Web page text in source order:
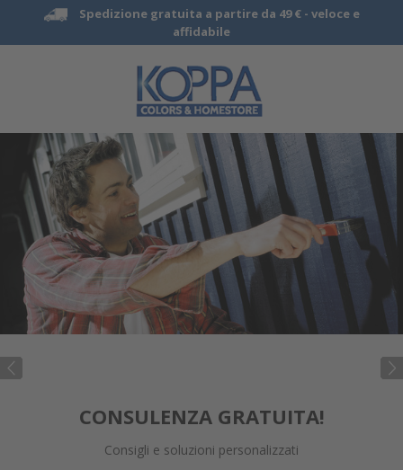
Spedizione gratuita a partire da 49 € - veloce e
affidabile
CONSULENZA GRATUITA!
Consigli e soluzioni personalizzati